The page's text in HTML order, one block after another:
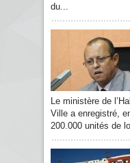
du...
Le ministère de
Ville a enregistré,
200.000 unités de